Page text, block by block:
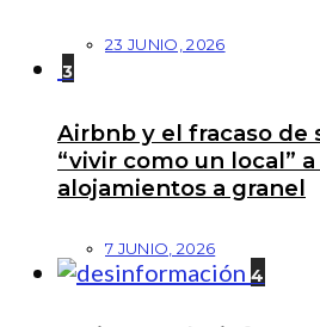
23 JUNIO, 2026
3
Airbnb y el fracaso de
“vivir como un local”
alojamientos a granel
7 JUNIO, 2026
4